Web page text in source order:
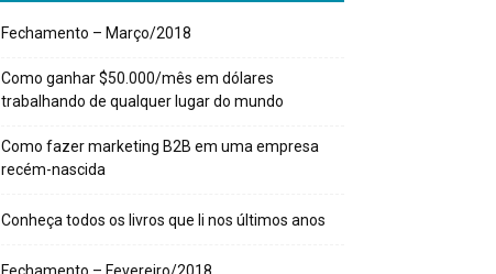
Fechamento – Março/2018
Como ganhar $50.000/mês em dólares
trabalhando de qualquer lugar do mundo
Como fazer marketing B2B em uma empresa
recém-nascida
Conheça todos os livros que li nos últimos anos